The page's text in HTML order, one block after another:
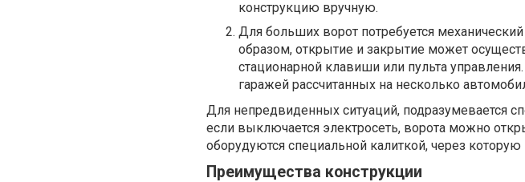
конструкцию вручную.
Для больших ворот потребуется
образом, открытие и закрытие может
стационарной клавиши или пульта
гаражей рассчитанных на несколько
Для непредвиденных ситуаций, подразумевается
если выключается электросеть, ворота можно
оборудуются специальной калиткой, через
Преимущества конструкции